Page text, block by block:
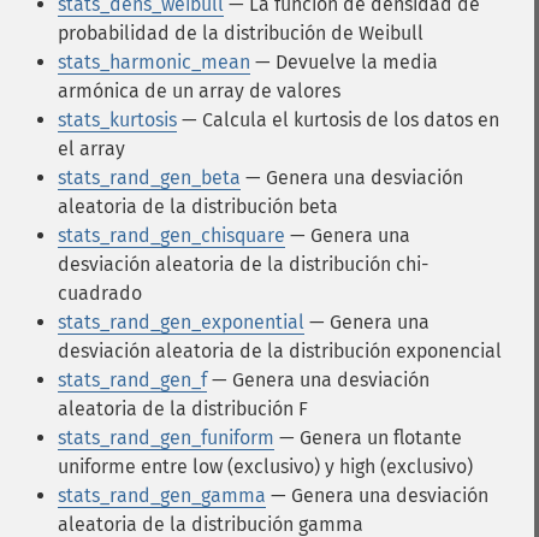
probabilidad de la distribución de Weibull
stats_harmonic_mean — Devuelve la media
armónica de un array de valores
stats_kurtosis — Calcula el kurtosis de los datos en
el array
stats_rand_gen_beta — Genera una desviación
aleatoria de la distribución beta
stats_rand_gen_chisquare — Genera una
desviación aleatoria de la distribución chi-
cuadrado
stats_rand_gen_exponential — Genera una
desviación aleatoria de la distribución exponencial
stats_rand_gen_f— Genera una desviación
aleatoria de la distribución F
stats_rand_gen_funiform — Genera un flotante
uniforme entre low (exclusivo) y high (exclusivo)
stats_rand_gen_gamma — Genera una desviación
aleatoria de la distribución gamma